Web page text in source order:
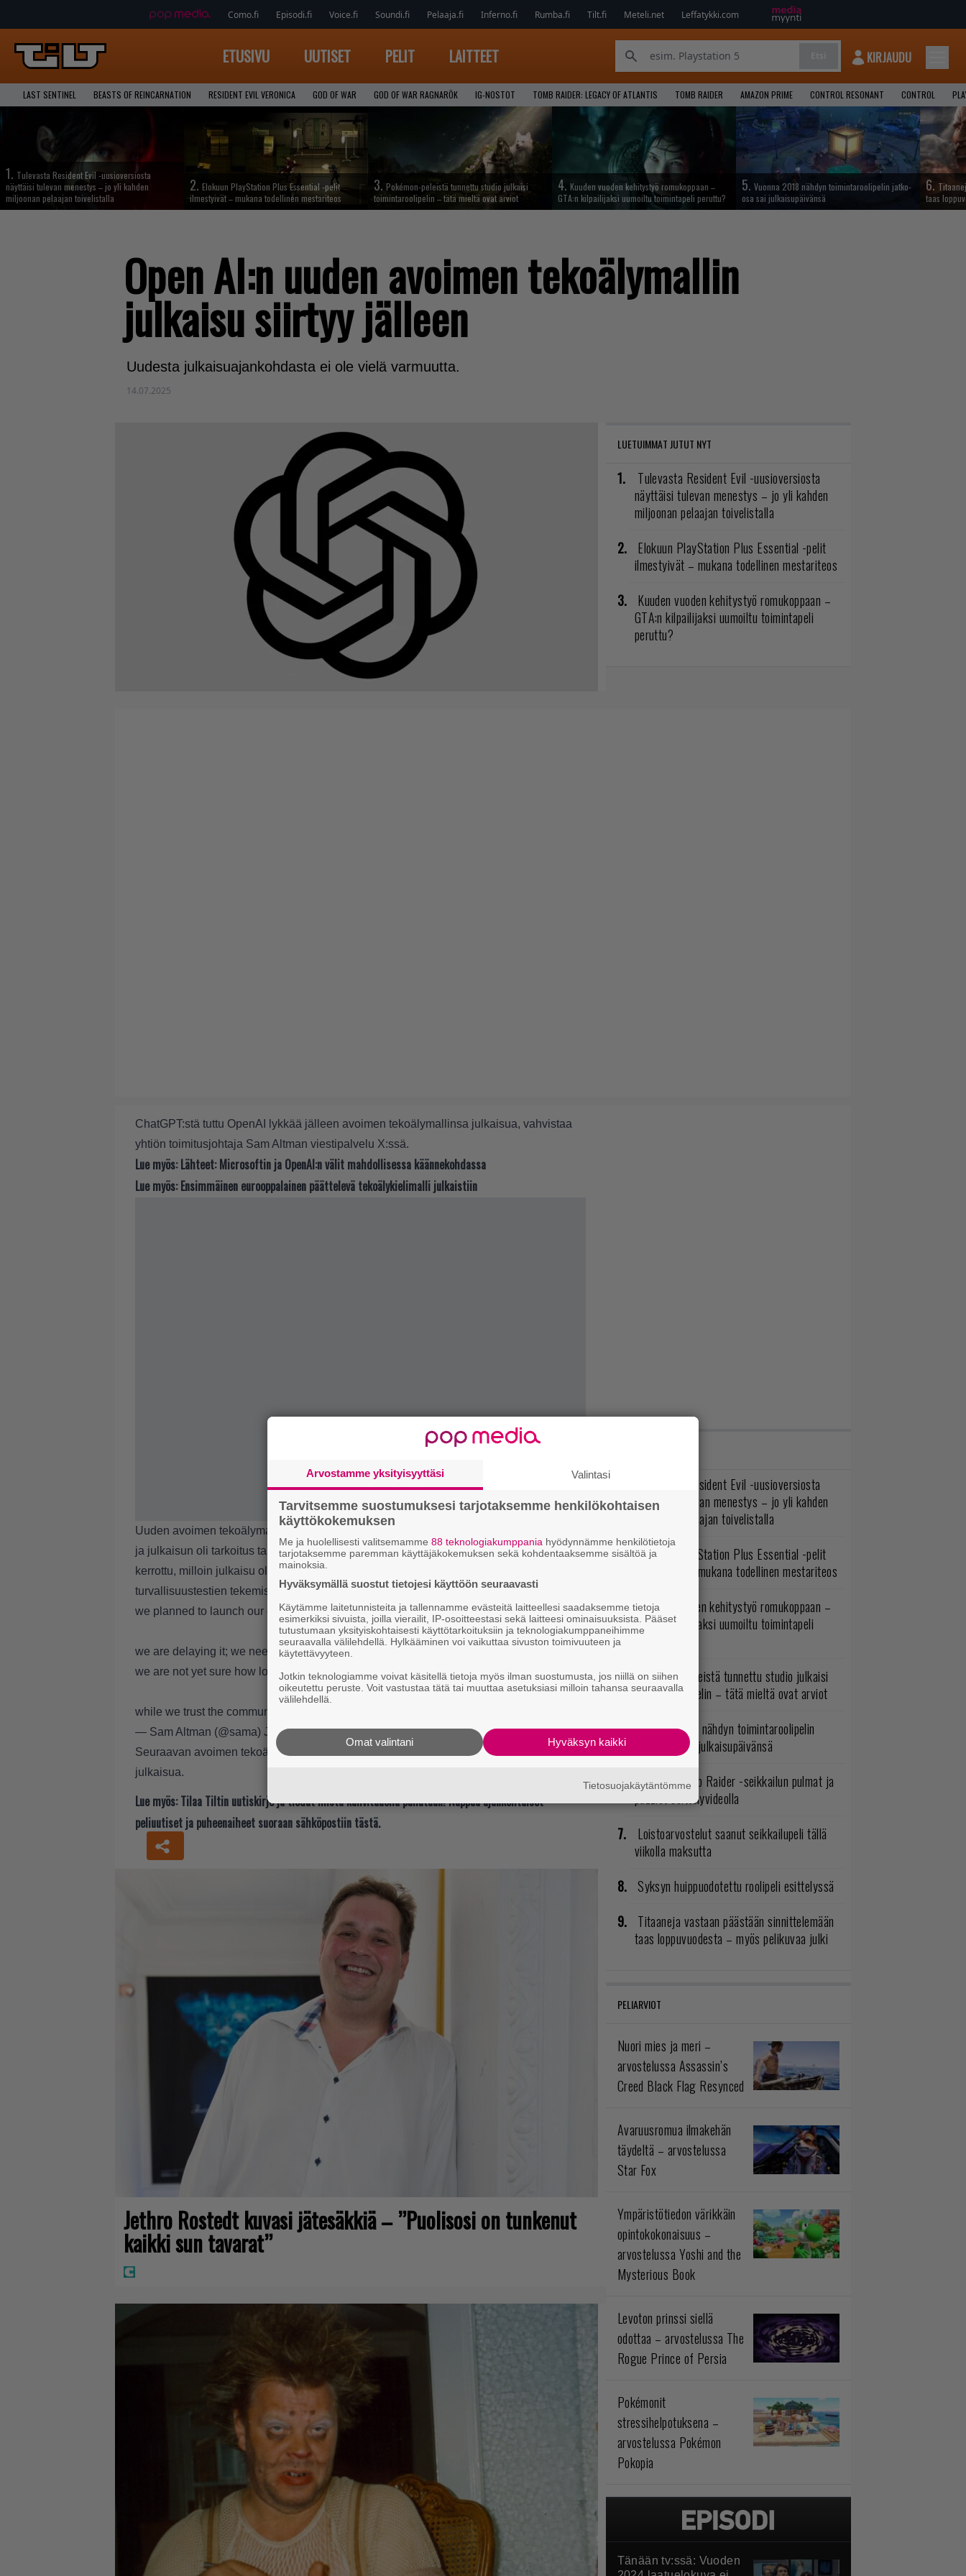
Como.fi Episodi.fi Voice.fi Soundi.fi Pelaaja.fi Inferno.fi Rumba.fi Tilt.fi Meteli.net Leffatykki.com
ETUSIVU UUTISET PELIT LAITTEET KIRJAUDU
LAST SENTINEL BEASTS OF REINCARNATION RESIDENT EVIL VERONICA GOD OF WAR GOD OF WAR RAGNARÖK IG-NOSTOT TOMB RAIDER: LEGACY OF ATLANTIS TOMB RAIDER AMAZON PRIME CONTROL RESONANT CONTROL
1. Tulevasta Resident Evil -uusioversiosta
näyttäisi tulevan menestys – jo yli kahden
miljoonan pelaajan toivelistalla
2. Elokuun PlayStation Plus Essential -pelit
ilmestyivät – mukana todellinen mestariteos
3. Pokémon-peleistä tunnettu studio julkaisi
toimintaroolipelin – tätä mieltä ovat arviot
4. Kuuden vuoden kehitystyö romukoppaan –
GTA:n kilpailijaksi uumoiltu toimintapeli peruttu?
5. Vuonna 2018 nähdyn toimintaroolipelin jatko-
osa sai julkaisupäivänsä
6.
taas
Open AI:n uuden avoimen tekoälymallin
julkaisu siirtyy jälleen
Uudesta julkaisuajankohdasta ei ole vielä varmuutta.
14.07.2025
LUETUIMMAT JUTUT NYT
Tulevasta Resident Evil -uusioversiosta
näyttäisi tulevan menestys – jo yli kahden
miljoonan pelaajan toivelistalla
Elokuun PlayStation Plus Essential -pelit
ilmestyivät – mukana todellinen mestariteos
Kuuden vuoden kehitystyö romukoppaan –
GTA:n kilpailijaksi uumoiltu toimintapeli
peruttu?
ChatGPT:stä tuttu OpenAI lykkää jälleen avoimen tekoälymallinsa julkaisua, vahvistaa
yhtiön toimitusjohtaja Sam Altman viestipalvelu X:ssä.
Lue myös: Lähteet: Microsoftin ja OpenAI:n välit mahdollisessa käännekohdassa
Lue myös: Ensimmäinen eurooppalainen päättelevä tekoälykielimalli julkaistiin
Uuden avoimen tekoälymallin julkaisua siirrettiin jo kertaalleen noin kuukausi takaperin,
ja julkaisun oli tarkoitus tapahtua tällä viikolla. Tuoreen lykkäyksen yhteydessä ei
kerrottu, milloin julkaisu olisi nyt tapahtumassa. Sen sijaan yhtiö haluaa jatkaa
turvallisuustestien tekemistä, jotta julkaisu tapahtuisi ongelmitta.
we planned to launch our open-weight model next week.
we are delaying it; we need time to run additional safety tests and review high-risk areas.
we are not yet sure how long it will take us.
while we trust the community will build great things with this model, once weights are…
— Sam Altman (@sama) July 12, 2025
Seuraavan avoimen tekoälymallin lisäksi OpenAI:ltä odotetaan GPT-5-kielmallin
julkaisua.
Lue myös: Tilaa Tiltin uutiskirje ja tiedät mistä kahvitauolla puhutaan! Nappaa ajankohtaiset
peliuutiset ja puheenaiheet suoraan sähköpostiin tästä.
Jethro Rostedt kuvasi jätesäkkiä – ”Puolisosi on tunkenut
kaikki sun tavarat”
Tulevasta Resident Evil -uusioversiosta
näyttäisi tulevan menestys – jo yli kahden
miljoonan pelaajan toivelistalla
Elokuun PlayStation Plus Essential -pelit
ilmestyivät – mukana todellinen mestariteos
Kuuden vuoden kehitystyö romukoppaan –
GTA:n kilpailijaksi uumoiltu toimintapeli
Pokémon-peleistä tunnettu studio julkaisi
toimintaroolipelin – tätä mieltä ovat arviot
Vuonna 2018 nähdyn toimintaroolipelin
jatko-osa sai julkaisupäivänsä
Tulevan Tomb Raider -seikkailun pulmat ja
puzzlet esittelyvideolla
Loistoarvostelut saanut seikkailupeli tällä
viikolla maksutta
Syksyn huippuodotettu roolipeli esittelyssä
Titaaneja vastaan päästään sinnittelemään
taas loppuvuodesta – myös pelikuvaa julki
PELIARVIOT
Nuori mies ja meri –
arvostelussa Assassin’s
Creed Black Flag Resynced
Avaruusromua ilmakehän
täydeltä – arvostelussa
Star Fox
Ympäristötiedon värikkäin
opintokokonaisuus –
arvostelussa Yoshi and the
Mysterious Book
Levoton prinssi siellä
odottaa – arvostelussa The
Rogue Prince of Persia
Pokémonit
stressihelpotuksena –
arvostelussa Pokémon
Pokopia
Tänään tv:ssä: Vuoden
Arvostamme yksityisyyttäsi Valintasi
Tarvitsemme suostumuksesi tarjotaksemme henkilökohtaisen
käyttökokemuksen
Me ja huolellisesti valitsemamme 88 teknologiakumppania hyödynnämme henkilötietoja
tarjotaksemme paremman käyttäjäkokemuksen sekä kohdentaaksemme sisältöä ja
mainoksia.
Hyväksymällä suostut tietojesi käyttöön seuraavasti
Käytämme laitetunnisteita ja tallennamme evästeitä laitteellesi saadaksemme tietoja
esimerkiksi sivuista, joilla vierailit, IP-osoitteestasi sekä laitteesi ominaisuuksista. Pääset
tutustumaan yksityiskohtaisesti käyttötarkoituksiin ja teknologiakumppaneihimme
seuraavalla välilehdellä. Hylkääminen voi vaikuttaa sivuston toimivuuteen ja
käytettävyyteen.
Jotkin teknologiamme voivat käsitellä tietoja myös ilman suostumusta, jos niillä on siihen
oikeutettu peruste. Voit vastustaa tätä tai muuttaa asetuksiasi milloin tahansa seuraavalla
välilehdellä.
Hyväksyn kaikki
Omat valintani
Tietosuojakäytäntömme